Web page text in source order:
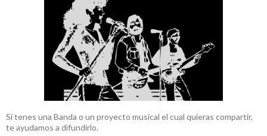
Si tenes una Banda o un proyecto musical el cual quieras compartir,
te ayudamos a difundirlo.